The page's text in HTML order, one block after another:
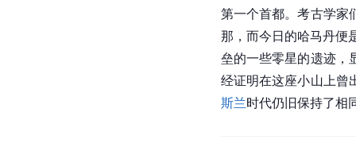
第一个首都。考古学家
那，而今日的哈马丹便
垒的一些零星的遗迹，
经证明在这座小山上曾
斯兰时代仍旧保持了相